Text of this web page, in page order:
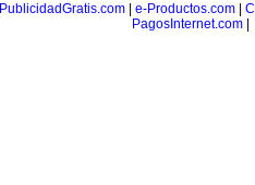
PublicidadGratis.com
e-Productos.com
PagosInternet.com